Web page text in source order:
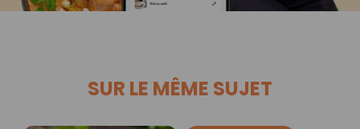
SUR LE MÊME SUJET